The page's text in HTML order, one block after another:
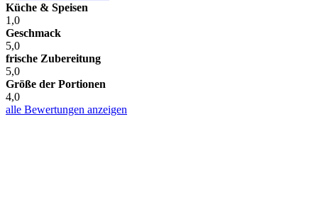
Küche & Speisen
1,0
Geschmack
5,0
frische Zubereitung
5,0
Größe der Portionen
4,0
alle Bewertungen anzeigen